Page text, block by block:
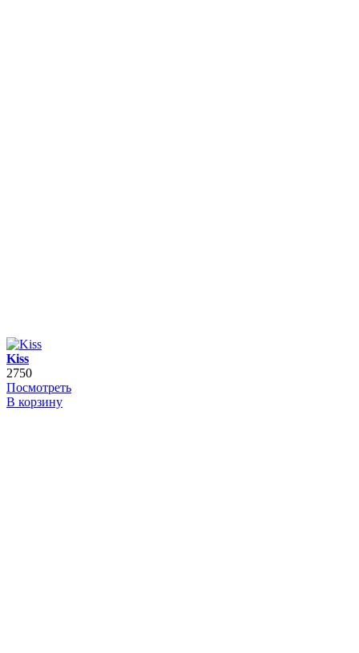
Kiss
2750
Посмотреть
В корзину